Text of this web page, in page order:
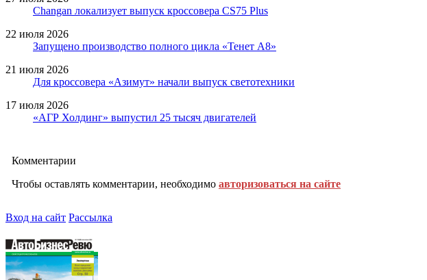
Changan локализует выпуск кроссовера CS75 Plus
22 июля 2026
Запущено производство полного цикла «Тенет A8»
21 июля 2026
Для кроссовера «Азимут» начали выпуск светотехники
17 июля 2026
«АГР Холдинг» выпустил 25 тысяч двигателей
Комментарии
Чтобы оставлять комментарии, необходимо авторизоваться на сайте
Вход на сайт Рассылка